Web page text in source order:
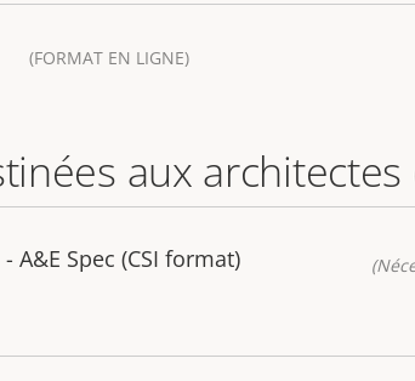
(FORMAT EN LIGNE)
aux
A&E Spec (CSI format)